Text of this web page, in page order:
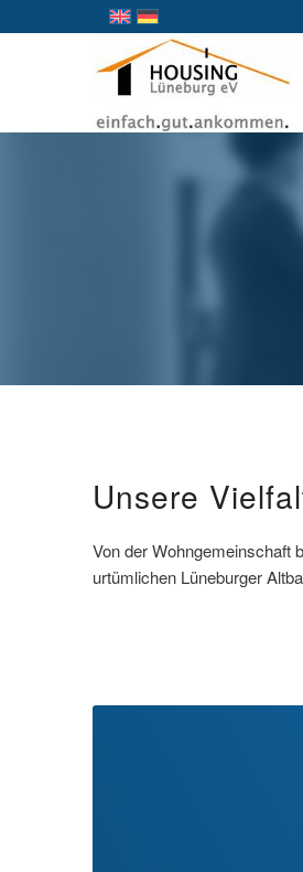
Unsere
Von der Wohngemeinschaft
urtümlichen Lüneburger